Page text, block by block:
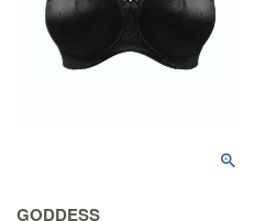
GODDESS